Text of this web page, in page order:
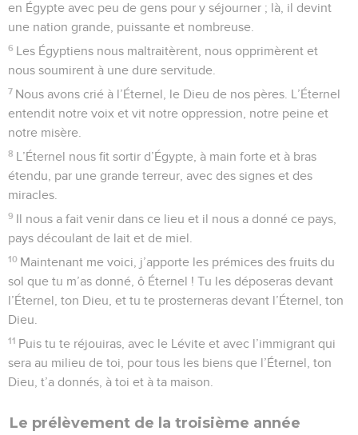
en Égypte avec peu de gens pour y séjourner ; là, il devint
une nation grande, puissante et nombreuse.
6 Les Égyptiens nous maltraitèrent, nous opprimèrent et
nous soumirent à une dure servitude.
7 Nous avons crié à l’Éternel, le Dieu de nos pères. L’Éternel
entendit notre voix et vit notre oppression, notre peine et
notre misère.
8 L’Éternel nous fit sortir d’Égypte, à main forte et à bras
étendu, par une grande terreur, avec des signes et des
miracles.
9 Il nous a fait venir dans ce lieu et il nous a donné ce pays,
pays découlant de lait et de miel.
10 Maintenant me voici, j’apporte les prémices des fruits du
sol que tu m’as donné, ô Éternel ! Tu les déposeras devant
l’Éternel, ton Dieu, et tu te prosterneras devant l’Éternel, ton
Dieu.
11 Puis tu te réjouiras, avec le Lévite et avec l’immigrant qui
sera au milieu de toi, pour tous les biens que l’Éternel, ton
Dieu, t’a donnés, à toi et à ta maison.
Le prélèvement de la troisième année